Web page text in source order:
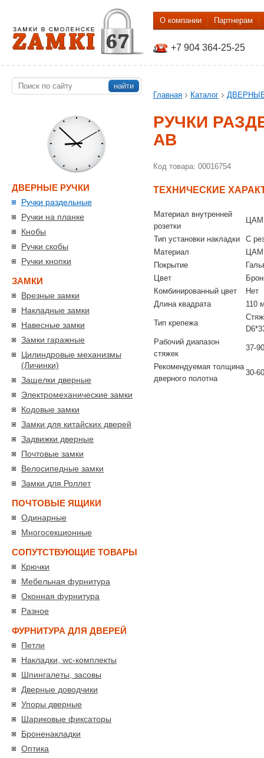
О компании Партнерам
+7 904 364-25-25
найти
ДВЕРНЫЕ РУЧКИ
Ручки раздельные
Ручки на планке
Кнобы
Ручки скобы
Ручки кнопки
ЗАМКИ
Врезные замки
Накладные замки
Навесные замки
Замки гаражные
Цилиндровые механизмы
(Личинки)
Защелки дверные
Электромеханические замки
Кодовые замки
Замки для китайских дверей
Задвижки дверные
Почтовые замки
Велосипедные замки
Замки для Роллет
ПОЧТОВЫЕ ЯЩИКИ
Одинарные
Многосекционные
СОПУТСТВУЮЩИЕ ТОВАРЫ
Крючки
Мебельная фурнитура
Оконная фурнитура
Разное
ФУРНИТУРА ДЛЯ ДВЕРЕЙ
Петли
Накладки, wc-комплекты
Шпингалеты, засовы
Дверные доводчики
Упоры дверные
Шариковые фиксаторы
Броненакладки
Оптика
Главная Каталог
РУЧКИ
AB
Код товара: 00016754
ТЕХНИЧЕСКИЕ
Материал внутренней
розетки
ЦАМ
Тип установки накладки
С
Материал
ЦАМ
Покрытие
Цвет
Комбинированный цвет
Нет
Длина квадрата
110
Тип крепежа
Рабочий диапазон
стяжек
37-
Рекомендуемая толщина
дверного полотна
30-